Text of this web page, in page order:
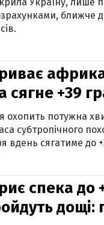
ближче
+39
охопить потужна
субтропічного
вдень сягатиме до
спека до
дощі: